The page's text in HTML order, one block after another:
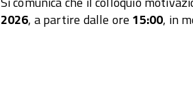
2026, a partire dalle ore 15:00, in